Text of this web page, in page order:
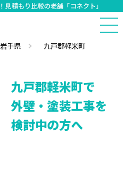
積もり比較の老舗「コネクト」
岩手県 九戸郡軽米町
九戸郡軽米町で
外壁・塗装工事を
検討中の方へ